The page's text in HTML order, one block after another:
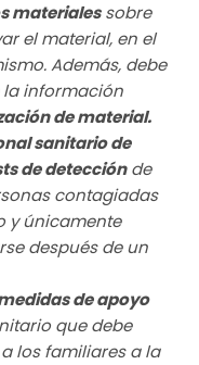
materialessobre
el material, en el
Además, debe
la información
de material.
sanitario de
de detecciónde
contagiadas
y únicamente
después de un
de apoyo
que debe
los familiares a la